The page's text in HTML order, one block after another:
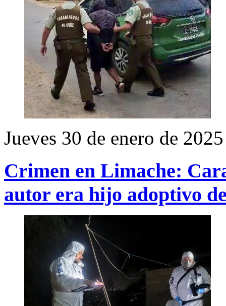
Jueves 30 de enero de 2025
Crimen en Limache:
autor era hijo adoptivo